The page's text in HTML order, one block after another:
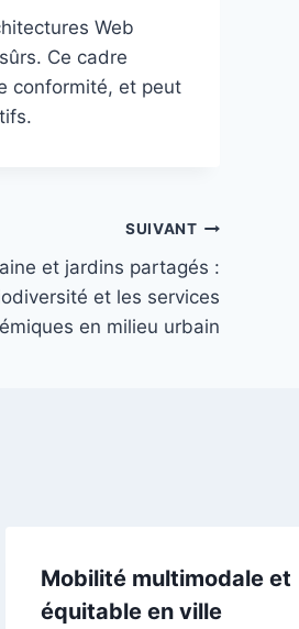
Web
Ce cadre
conformité, et peut
SUIVANT
et jardins partagés :
et les services
en milieu urbain
Mobilité multimodale et
équitable en ville